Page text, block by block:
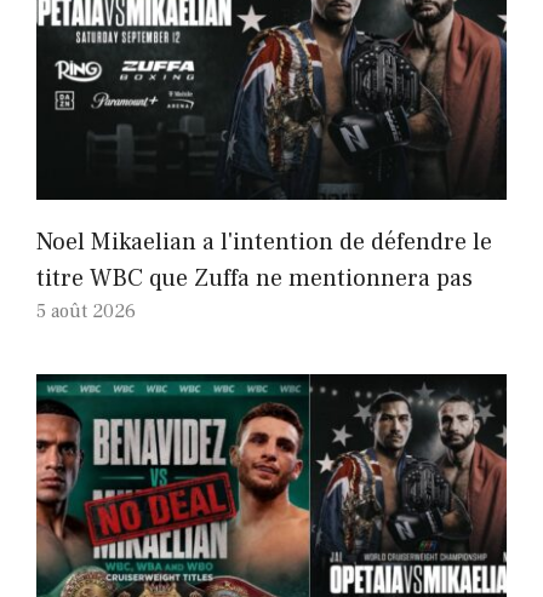
Noel Mikaelian a l'intention de défendre le
titre WBC que Zuffa ne mentionnera pas
5 août 2026